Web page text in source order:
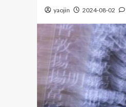
yaojin 2024-08-02